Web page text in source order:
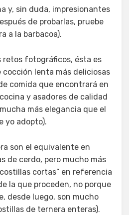
y, sin duda, impresionantes
de probarlas, pruebe
a la barbacoa).
retos fotográficos, ésta es
cocción lenta más deliciosas
comida que encontrará en
y asadores de calidad
más elegancia que el
yo adopto).
son el equivalente en
de cerdo, pero mucho más
cortas” en referencia
la que proceden, no porque
desde luego, son mucho
de ternera enteras).